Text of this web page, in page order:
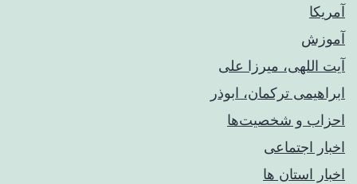
آمریکا
آموزش
آیت اللهی، میرزا علی
ابراهیمی ترکمان، ابوذر
احزاب و شخصیت‌ها
اخبار اجتماعی
اخبار استان ها